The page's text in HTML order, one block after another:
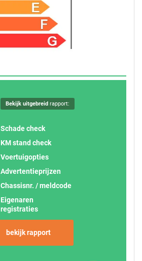
Bekijk uitgebreidrapport:
Schade check
KM stand check
Voertuigopties
Advertentieprijzen
Chassisnr. / meldcode
Eigenaren
registraties
bekijk rapport